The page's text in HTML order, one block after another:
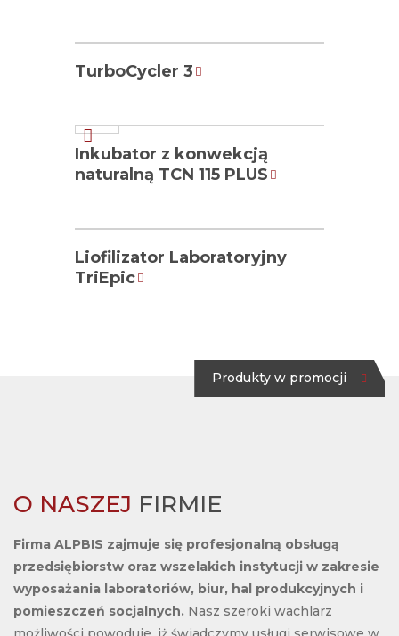
TurboCycler 3
Inkubator z konwekcją
naturalną TCN 115 PLUS
Liofilizator Laboratoryjny
TriEpic
Produkty w promocji
O NASZEJ FIRMIE
Firma ALPBIS zajmuje się profesjonalną obsługą
przedsiębiorstw oraz wszelakich instytucji w zakresie
wyposażania laboratoriów, biur, hal produkcyjnych i
pomieszczeń socjalnych. Nasz szeroki wachlarz